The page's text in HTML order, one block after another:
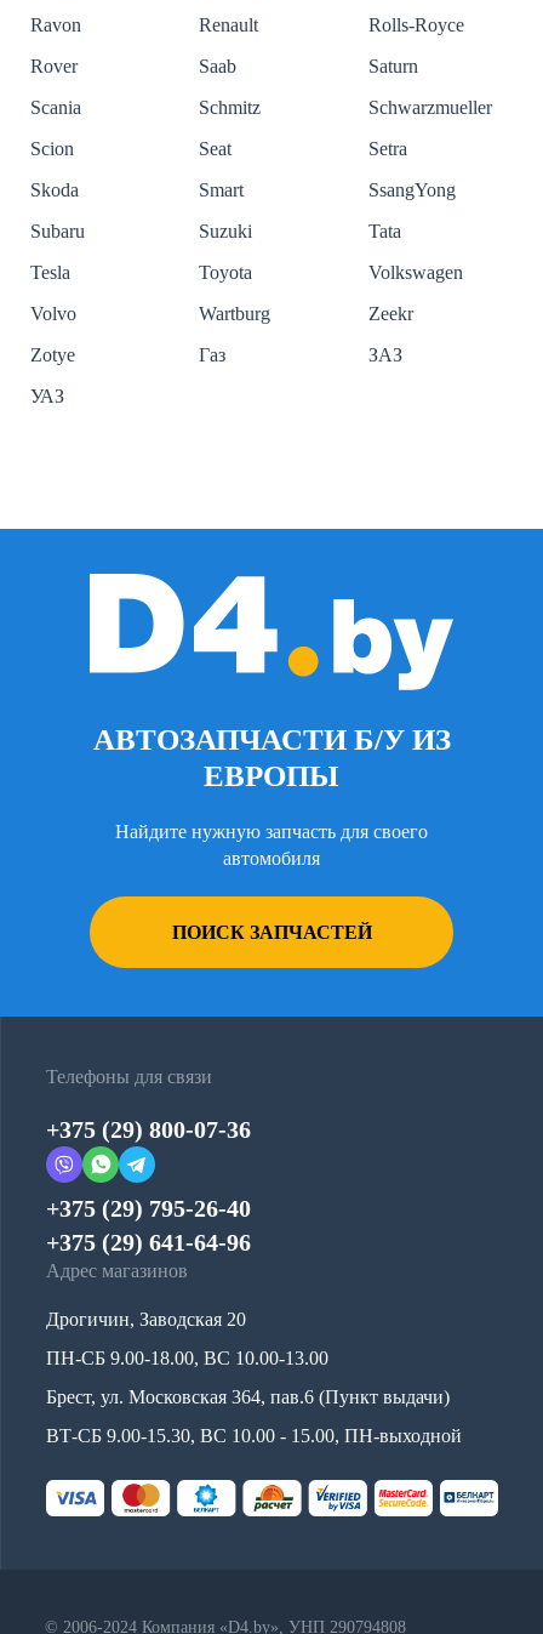
Ravon
Renault
Rolls-Royce
Rover
Saab
Saturn
Scania
Schmitz
Schwarzmueller
Scion
Seat
Setra
Skoda
Smart
SsangYong
Subaru
Suzuki
Tata
Tesla
Toyota
Volkswagen
Volvo
Wartburg
Zeekr
Zotye
Газ
ЗАЗ
УАЗ
АВТОЗАПЧАСТИ Б/У ИЗ
ЕВРОПЫ
Найдите нужную запчасть для своего
автомобиля
ПОИСК ЗАПЧАСТЕЙ
Телефоны для связи
+375 (29) 800-07-36
+375 (29) 795-26-40
+375 (29) 641-64-96
Адрес магазинов
Дрогичин, Заводская 20
ПН-СБ 9.00-18.00, ВС 10.00-13.00
Брест, ул. Московская 364, пав.6 (Пункт выдачи)
ВТ-СБ 9.00-15.30, ВС 10.00 - 15.00, ПН-выходной
© 2006-2024 Компания «D4.by», УНП 290794808